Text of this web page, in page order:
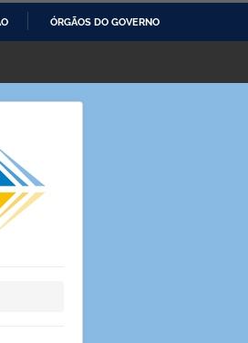
ÓRGÃOS DO GOVERNO